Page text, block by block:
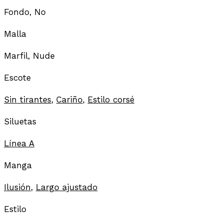
Fondo, No
Malla
Marfil, Nude
Escote
Sin tirantes, Cariño, Estilo corsé
Siluetas
Línea A
Manga
Ilusión, Largo ajustado
Estilo